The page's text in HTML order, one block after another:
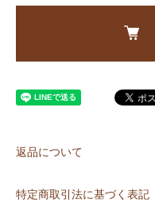
返品について
特定商取引法に基づく表記